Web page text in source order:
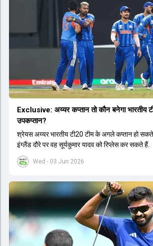
Wed - 03 Jun 2026
Exclusive: अय्यर कप्तान तो कौन बनेगा भारतीय
उपकप्तान?
श्रेयस अय्यर भारतीय टी20 टीम के अगले कप्तान हो
इंग्लैंड दौरे पर वह सूर्यकुमार यादव को रिप्लेस कर सकते हैं.